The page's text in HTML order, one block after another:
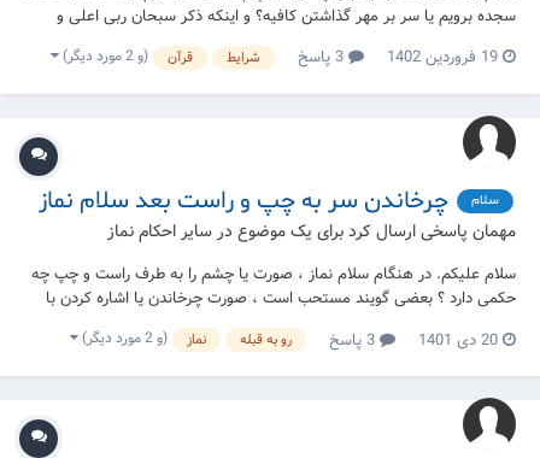
سجده برویم یا سر بر مهر گذاشتن کافیه؟ و اینکه ذکر سبحان ربی اعلی و
19 فروردین 1402 شرایط قرآن (و 2 مورد دیگر)
سلام چرخاندن سر به چپ و راست بعد سلام نماز
مهمان پاسخی ارسال کرد برای یک موضوع در سایر احکام نماز
سلام علیکم. در هنگام سلام نماز ، صورت یا چشم را به طرف راست و چپ چه
حکمی دارد ؟ بعضی گویند مستحب است ، صورت چرخاندن یا اشاره کردن با
20 دی 1401 رو به قبله نماز (و 2 مورد دیگر)